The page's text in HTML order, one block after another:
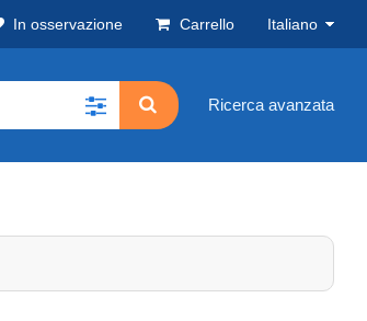
In osservazione Carrello Italiano
Ricerca avanzata